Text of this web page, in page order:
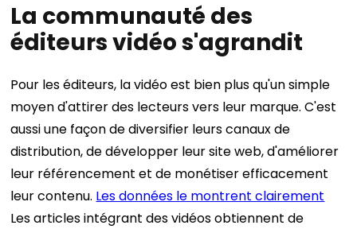
La communauté des
éditeurs vidéo s'agrandit
Pour les éditeurs, la vidéo est bien plus qu'un simple
moyen d'attirer des lecteurs vers leur marque. C'est
aussi une façon de diversifier leurs canaux de
distribution, de développer leur site web, d'améliorer
leur référencement et de monétiser efficacement
leur contenu. Les données le montrent clairement
Les articles intégrant des vidéos obtiennent de